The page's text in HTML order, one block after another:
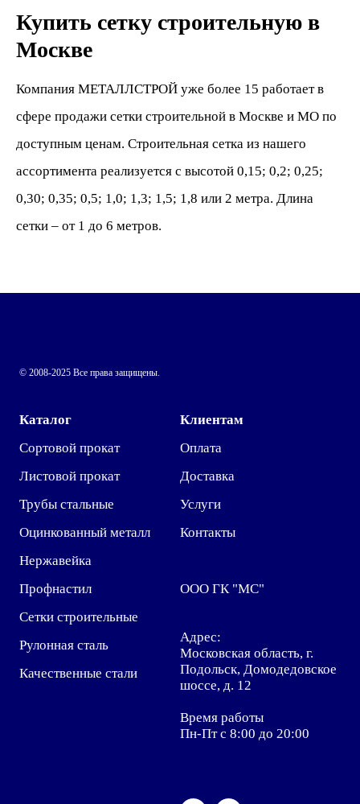
Купить сетку строительную в
Москве
Компания МЕТАЛЛСТРОЙ уже более 15 работает в
сфере продажи сетки строительной в Москве и МО по
доступным ценам. Строительная сетка из нашего
ассортимента реализуется с высотой 0,15; 0,2; 0,25;
0,30; 0,35; 0,5; 1,0; 1,3; 1,5; 1,8 или 2 метра. Длина
сетки – от 1 до 6 метров.
© 2008-2025 Все права защищены.
Каталог
Сортовой прокат
Листовой прокат
Трубы стальные
Оцинкованный металл
Нержавейка
Профнастил
Сетки строительные
Рулонная сталь
Качественные стали
Клиентам
Оплата
Доставка
Услуги
Контакты
ООО ГК "МС"
Адрес:
Московская область, г.
Подольск, Домодедовское
шоссе, д. 12
Время работы
Пн-Пт с 8:00 до 20:00